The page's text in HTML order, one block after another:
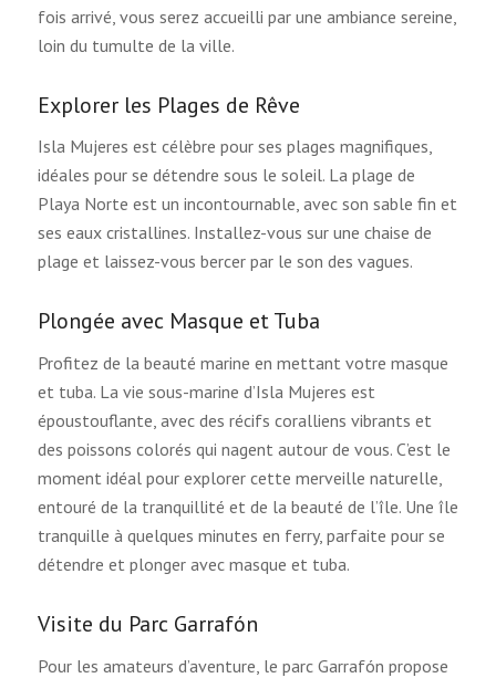
fois arrivé, vous serez accueilli par une ambiance sereine,
loin du tumulte de la ville.
Explorer les Plages de Rêve
Isla Mujeres est célèbre pour ses plages magnifiques,
idéales pour se détendre sous le soleil. La plage de
Playa Norte est un incontournable, avec son sable fin et
ses eaux cristallines. Installez-vous sur une chaise de
plage et laissez-vous bercer par le son des vagues.
Plongée avec Masque et Tuba
Profitez de la beauté marine en mettant votre masque
et tuba. La vie sous-marine d’Isla Mujeres est
époustouflante, avec des récifs coralliens vibrants et
des poissons colorés qui nagent autour de vous. C’est le
moment idéal pour explorer cette merveille naturelle,
entouré de la tranquillité et de la beauté de l’île. Une île
tranquille à quelques minutes en ferry, parfaite pour se
détendre et plonger avec masque et tuba.
Visite du Parc Garrafón
Pour les amateurs d’aventure, le parc Garrafón propose